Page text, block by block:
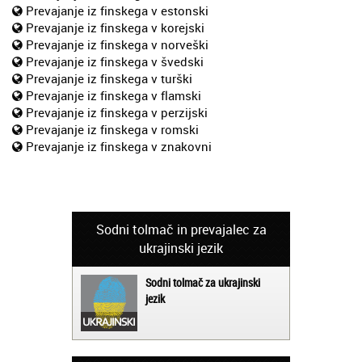
Prevajanje iz finskega v estonski
Prevajanje iz finskega v korejski
Prevajanje iz finskega v norveški
Prevajanje iz finskega v švedski
Prevajanje iz finskega v turški
Prevajanje iz finskega v flamski
Prevajanje iz finskega v perzijski
Prevajanje iz finskega v romski
Prevajanje iz finskega v znakovni
Sodni tolmač in prevajalec za
ukrajinski jezik
Sodni tolmač za ukrajinski
jezik